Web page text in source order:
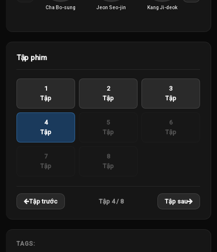
Cha Bo-sung Jeon Seo-jin Kang Ji-deok
Tập phim
1
Tập
2
Tập
3
Tập
4
Tập
5
Tập
6
Tập
7
Tập
8
Tập
Tập trước Tập 4 / 8 Tập sau
TAGS: